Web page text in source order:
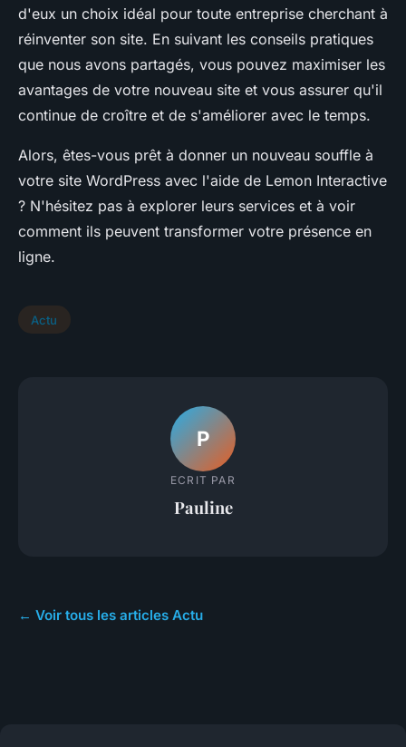
d'eux un choix idéal pour toute entreprise cherchant à
réinventer son site. En suivant les conseils pratiques
que nous avons partagés, vous pouvez maximiser les
avantages de votre nouveau site et vous assurer qu'il
continue de croître et de s'améliorer avec le temps.
Alors, êtes-vous prêt à donner un nouveau souffle à
votre site WordPress avec l'aide de Lemon Interactive
? N'hésitez pas à explorer leurs services et à voir
comment ils peuvent transformer votre présence en
ligne.
Actu
P
ECRIT PAR
Pauline
← Voir tous les articles Actu